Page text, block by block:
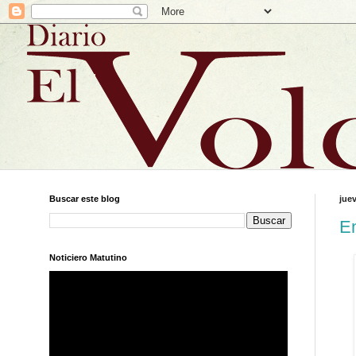
Buscar este blog
Noticiero Matutino